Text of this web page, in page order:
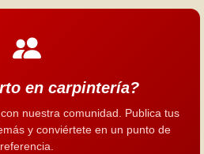
en carpintería?
nuestra comunidad. Publica tus
y conviértete en un punto de
referencia.